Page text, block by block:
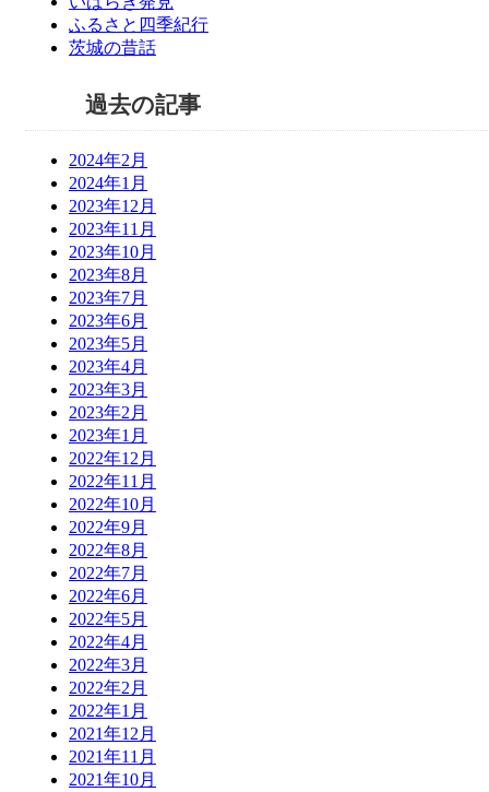
ふるさと四季紀行
茨城の昔話
過去の記事
2024年2月
2024年1月
2023年12月
2023年11月
2023年10月
2023年8月
2023年7月
2023年6月
2023年5月
2023年4月
2023年3月
2023年2月
2023年1月
2022年12月
2022年11月
2022年10月
2022年9月
2022年8月
2022年7月
2022年6月
2022年5月
2022年4月
2022年3月
2022年2月
2022年1月
2021年12月
2021年11月
2021年10月